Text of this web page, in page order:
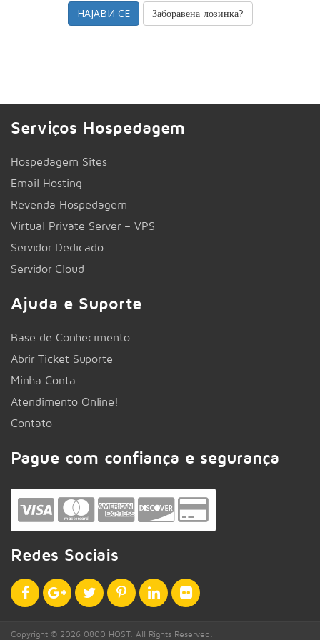
Заборавена лозинка?
Serviços Hospedagem
Hospedagem Sites
Email Hosting
Revenda Hospedagem
Virtual Private Server – VPS
Servidor Dedicado
Servidor Cloud
Ajuda e Suporte
Base de Conhecimento
Abrir Ticket Suporte
Minha Conta
Atendimento Online!
Contato
Pague com confiança e segurança
Redes Sociais
Copyright © 2026 0800 HOST. All Rights Reserved.